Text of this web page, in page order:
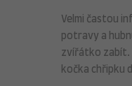
Velmi častou
potravy a
zvířátko zabít.
kočka chřipku